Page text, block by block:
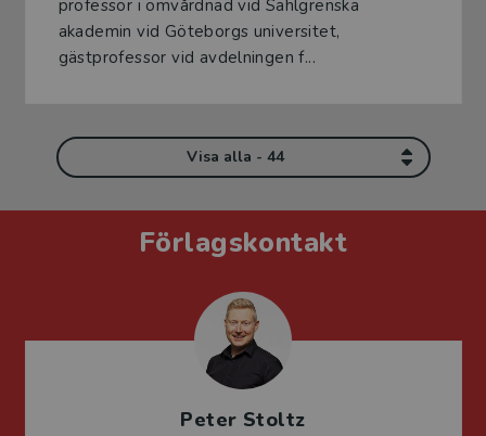
professor i omvårdnad vid Sahlgrenska
akademin vid Göteborgs universitet,
gästprofessor vid avdelningen f...
Visa alla - 44
Förlagskontakt
Peter Stoltz